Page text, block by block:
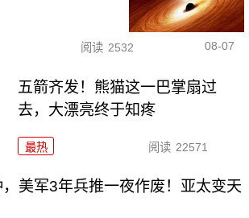
阅读 2532 08-07
五箭齐发！熊猫这一巴掌扇过
去，大漂亮终于知疼
最热 阅读 22571
美军3年兵推一夜作废！亚太变天